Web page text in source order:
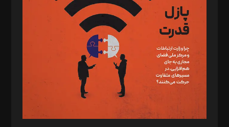
مصطفی مسجدی آرانی، ابوالفضل رجبی، زهرا فکرانه، فائزه فتحی
رستمی،مصطفی باستان
ویرایش: نگار استاد‌‌آقا
طراح یونیفرم: مجید توکلی
فیلمبرداری و عکاسی: امیر شفیعی، مانی لطفی زاده
گرافیک و صفحه‌آرایی: سید‌سبحان‌علی ثابت
مد‌یر توسعه تجاری: کامبیز برید‌
امور مالی: شاپور رهبری، محمد‌ کاظمی‌نیا